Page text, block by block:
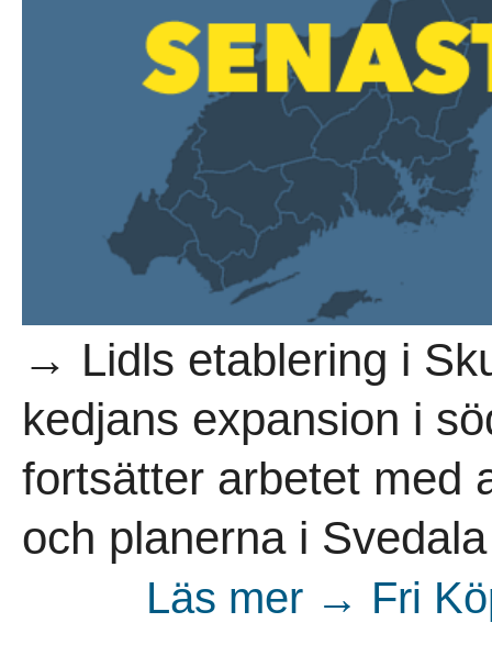
→ Lidls etablering i
kedjans expansion i
fortsätter arbetet med
och planerna i
Läs mer → Fri